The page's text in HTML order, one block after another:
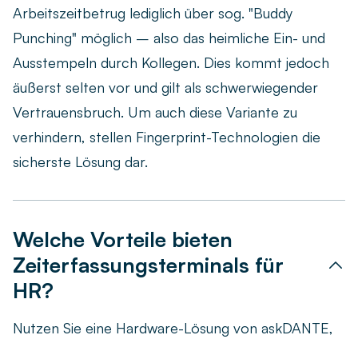
Arbeitszeitbetrug lediglich über sog. "Buddy
Punching" möglich – also das heimliche Ein- und
Ausstempeln durch Kollegen. Dies kommt jedoch
äußerst selten vor und gilt als schwerwiegender
Vertrauensbruch. Um auch diese Variante zu
verhindern, stellen Fingerprint-Technologien die
sicherste Lösung dar.
Welche Vorteile bieten
Zeiterfassungsterminals für
HR?
Nutzen Sie eine Hardware-Lösung von askDANTE,